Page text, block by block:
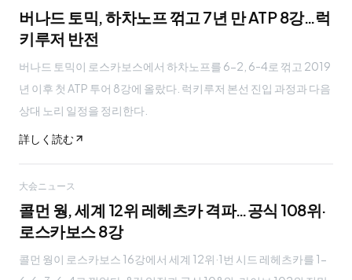
버나드 토믹, 하차노프 꺾고 7년 만 ATP 8강…럭
키루저 반전
버나드 토믹이 로스카보스에서 하차노프를 6-2, 6-4로 꺾고 2019
년 이후 첫 ATP 투어 8강에 올랐다. 럭키루저 본선 진입 과정과 다음
상대 노리 일정을 정리한다.
詳しく読む
大会ニュース
콜먼 웡, 세계 12위 레헤츠카 격파…공식 108위·
로스카보스 8강
콜먼 웡이 로스카보스 16강에서 세계 12위·1번 시드 레헤츠카를 1-